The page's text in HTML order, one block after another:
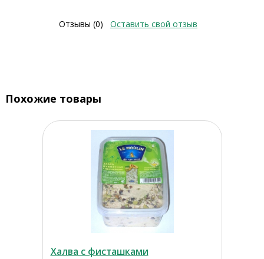
Отзывы (0) Оставить свой отзыв
Похожие товары
Халва с фисташками